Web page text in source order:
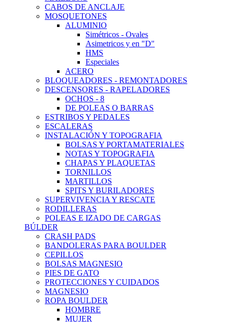
CABOS DE ANCLAJE
MOSQUETONES
ALUMINIO
Simétricos - Ovales
Asimetricos y en "D"
HMS
Especiales
ACERO
BLOQUEADORES - REMONTADORES
DESCENSORES - RAPELADORES
OCHOS - 8
DE POLEAS O BARRAS
ESTRIBOS Y PEDALES
ESCALERAS
INSTALACIÓN Y TOPOGRAFIA
BOLSAS Y PORTAMATERIALES
NOTAS Y TOPOGRAFIA
CHAPAS Y PLAQUETAS
TORNILLOS
MARTILLOS
SPITS Y BURILADORES
SUPERVIVENCIA Y RESCATE
RODILLERAS
POLEAS E IZADO DE CARGAS
BÚLDER
CRASH PADS
BANDOLERAS PARA BOULDER
CEPILLOS
BOLSAS MAGNESIO
PIES DE GATO
PROTECCIONES Y CUIDADOS
MAGNESIO
ROPA BOULDER
HOMBRE
MUJER